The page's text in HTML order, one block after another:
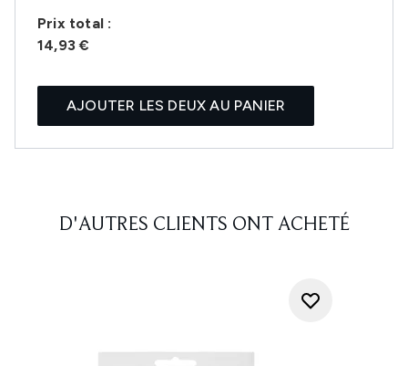
Prix ​​total :
14,93 €
AJOUTER LES DEUX AU PANIER
D'AUTRES CLIENTS ONT ACHETÉ